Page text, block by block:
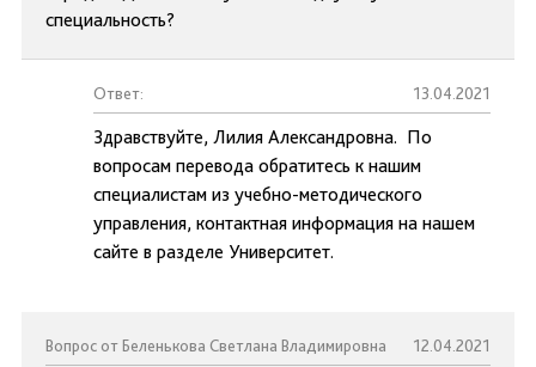
специальность?
Ответ: 13.04.2021
Здравствуйте, Лилия Александровна. По
вопросам перевода обратитесь к нашим
специалистам из учебно-методического
управления, контактная информация на нашем
сайте в разделе Университет.
Вопрос от Беленькова Светлана Владимировна 12.04.2021